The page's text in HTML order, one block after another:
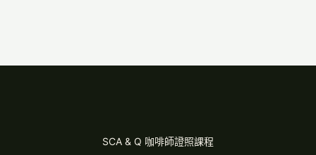
SCA & Q 咖啡師證照課程